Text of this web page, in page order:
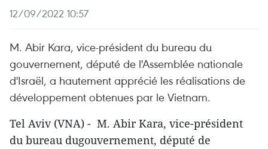
12/09/2022 10:57
M. Abir Kara, vice-président du bureau du
gouvernement, député de l'Assemblée nationale
d'Israël, a hautement apprécié les réalisations de
développement obtenues par le Vietnam.
Tel Aviv (VNA) - M. Abir Kara, vice-président
du bureau dugouvernement, député de